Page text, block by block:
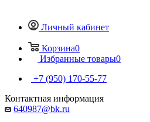
Личный кабинет
Корзина0
Избранные товары0
+7 (950) 170-55-77
Контактная информация
640987@bk.ru